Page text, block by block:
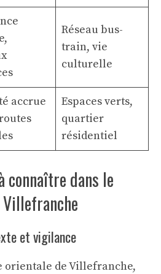
Réseau bus-
train, vie
culturelle
accrue
Espaces verts,
quartier
résidentiel
connaître dans le
et vigilance
orientale de Villefranche,